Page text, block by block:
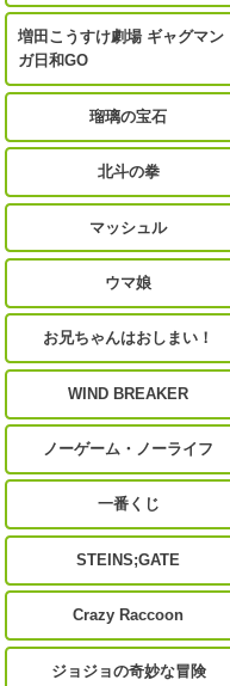
増田こうすけ劇場 ギャグマン
ガ日和GO
瑠璃の宝石
北斗の拳
マッシュル
ウマ娘
お兄ちゃんはおしまい！
WIND BREAKER
ノーゲーム・ノーライフ
一番くじ
STEINS;GATE
Crazy Raccoon
ジョジョの奇妙な冒険